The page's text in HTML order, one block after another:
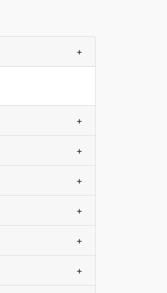
+
+
+
+
+
+
+